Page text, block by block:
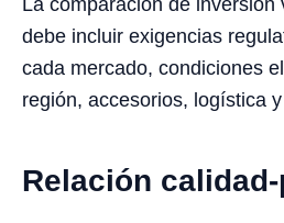
La comparación de
debe incluir exigencias
cada mercado, condiciones
región, accesorios, logística
Relación